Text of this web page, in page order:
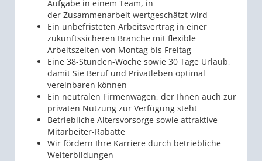
Aufgabe in einem Team, in
der Zusammenarbeit wertgeschätzt wird
Ein unbefristeten Arbeitsvertrag in einer
zukunftssicheren Branche mit flexible
Arbeitszeiten von Montag bis Freitag
Eine 38-Stunden-Woche sowie 30 Tage Urlaub,
damit Sie Beruf und Privatleben optimal
vereinbaren können
Ein neutralen Firmenwagen, der Ihnen auch zur
privaten Nutzung zur Verfügung steht
Betriebliche Altersvorsorge sowie attraktive
Mitarbeiter-Rabatte
Wir fördern Ihre Karriere durch betriebliche
Weiterbildungen